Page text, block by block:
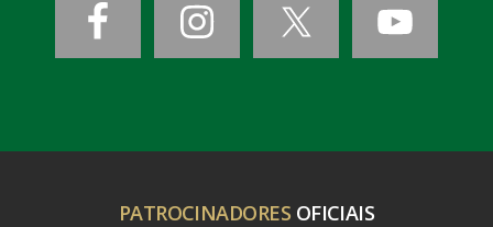
PATROCINADORES OFICIAIS